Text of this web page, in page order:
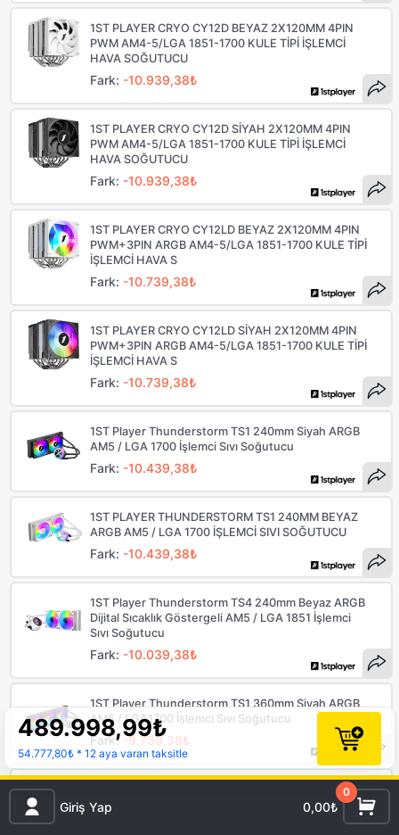
Giriş Yap 0,00₺
0
489.998,99₺
54.777,80₺* 12 aya varan taksitle
1ST PLAYER CRYO CY12D BEYAZ 2X120MM 4PIN
PWM AM4-5/LGA 1851-1700 KULE TİPİ İŞLEMCİ
HAVA SOĞUTUCU
Fark: -10.939,38₺
1ST PLAYER CRYO CY12D SİYAH 2X120MM 4PIN
PWM AM4-5/LGA 1851-1700 KULE TİPİ İŞLEMCİ
HAVA SOĞUTUCU
Fark: -10.939,38₺
1ST PLAYER CRYO CY12LD BEYAZ 2X120MM 4PIN
PWM+3PIN ARGB AM4-5/LGA 1851-1700 KULE TİPİ
İŞLEMCİ HAVA S
Fark: -10.739,38₺
1ST PLAYER CRYO CY12LD SİYAH 2X120MM 4PIN
PWM+3PIN ARGB AM4-5/LGA 1851-1700 KULE TİPİ
İŞLEMCİ HAVA S
Fark: -10.739,38₺
1ST Player Thunderstorm TS1 240mm Siyah ARGB
AM5 / LGA 1700 İşlemci Sıvı Soğutucu
Fark: -10.439,38₺
1ST PLAYER THUNDERSTORM TS1 240MM BEYAZ
ARGB AM5 / LGA 1700 İŞLEMCİ SIVI SOĞUTUCU
Fark: -10.439,38₺
1ST Player Thunderstorm TS4 240mm Beyaz ARGB
Dijital Sıcaklık Göstergeli AM5 / LGA 1851 İşlemci
Sıvı Soğutucu
Fark: -10.039,38₺
1ST Player Thunderstorm TS1 360mm Siyah ARGB
AM5 / LGA1700 İşlemci Sıvı Soğutucu
Fark: -9.739,38₺
1ST PLAYER THUNDERSTORM TS1 360MM BEYAZ
ARGB AM5 / LGA1700 İŞLEMCİ SIVI SOĞUTUCU